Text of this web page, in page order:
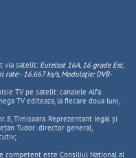
via satelit: Eutelsat 16A, 16 grade Est,
rate - 16.667 ks/s, Modulație: DVB-
TV pe satelit: canalele Alfa
TV editeaza, la fiecare doua luni,
8, Timisoara. Reprezentant legal și
Tudor: director general,
competent este Consiliul National al